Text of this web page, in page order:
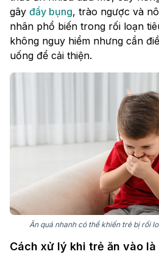
gây đầy bụng, trào ngược và
nhân phổ biến trong rối loạn
không nguy hiểm nhưng cần
uống để cải thiện.
Ăn quá nhanh có thể khiến trẻ bị rối
Cách xử lý khi trẻ ăn vào là